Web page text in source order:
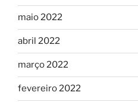
maio 2022
abril 2022
março 2022
fevereiro 2022